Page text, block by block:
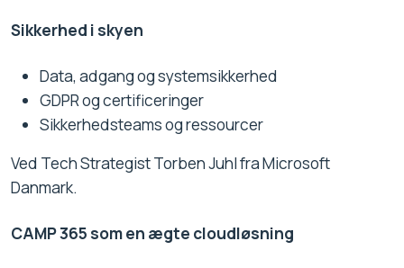
Sikkerhed i skyen
Data, adgang og systemsikkerhed
GDPR og certificeringer
Sikkerhedsteams og ressourcer
Ved Tech Strategist Torben Juhl fra Microsoft
Danmark.
CAMP 365 som en ægte cloudløsning